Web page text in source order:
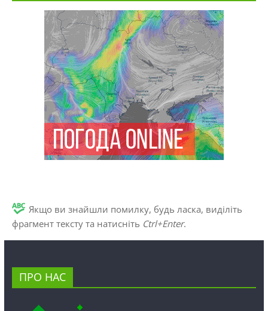
Якщо ви знайшли помилку, будь ласка, виділіть
фрагмент тексту та натисніть Ctrl+Enter.
ПРО НАС